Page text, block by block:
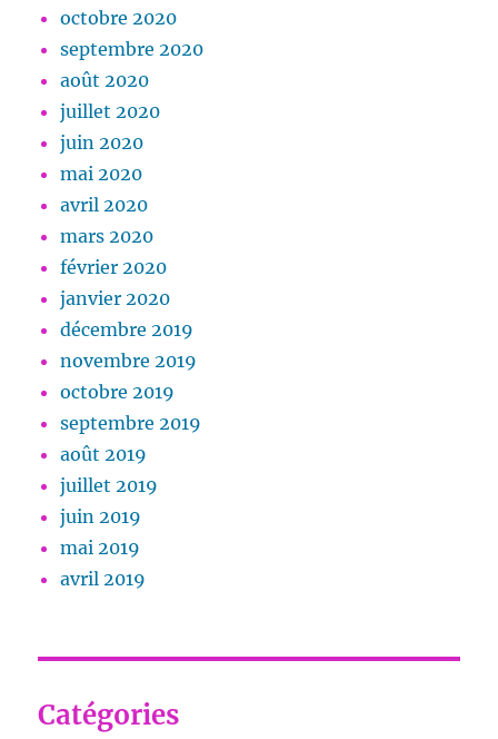
octobre 2020
septembre 2020
août 2020
juillet 2020
juin 2020
mai 2020
avril 2020
mars 2020
février 2020
janvier 2020
décembre 2019
novembre 2019
octobre 2019
septembre 2019
août 2019
juillet 2019
juin 2019
mai 2019
avril 2019
Catégories